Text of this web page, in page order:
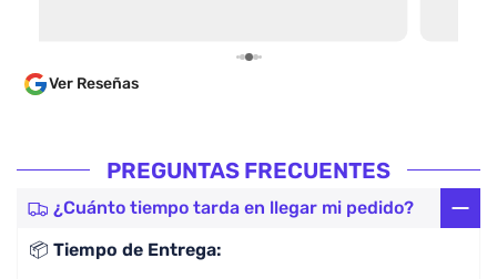
por
Ver Reseñas
PREGUNTAS FRECUENTES
¿Cuánto tiempo tarda en llegar mi pedido?
📦 Tiempo de Entrega: